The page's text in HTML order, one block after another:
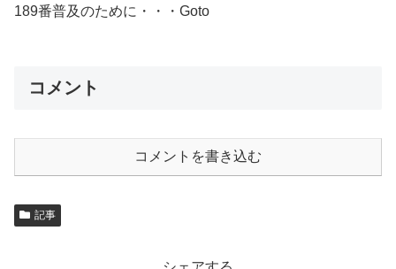
189番普及のために・・・Goto
コメント
コメントを書き込む
記事